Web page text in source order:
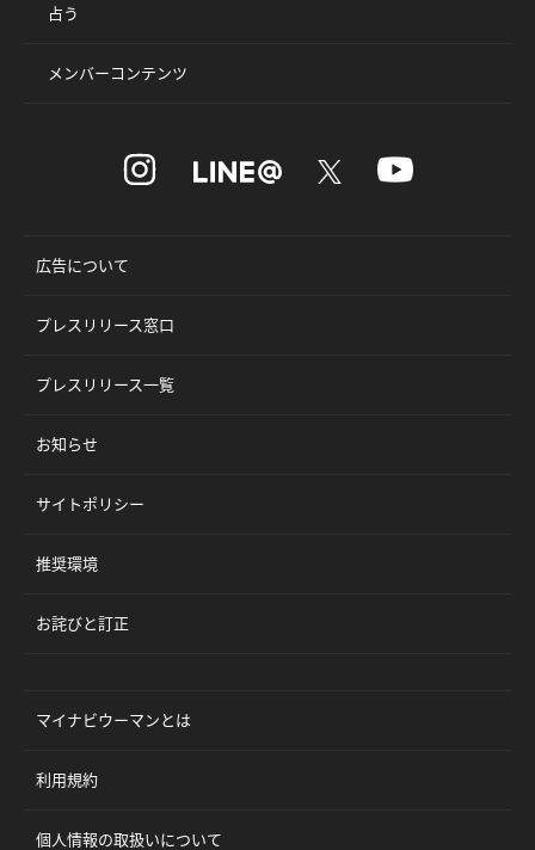
占う
メンバーコンテンツ
広告について
プレスリリース窓口
プレスリリース一覧
お知らせ
サイトポリシー
推奨環境
お詫びと訂正
マイナビウーマンとは
利用規約
個人情報の取扱いについて